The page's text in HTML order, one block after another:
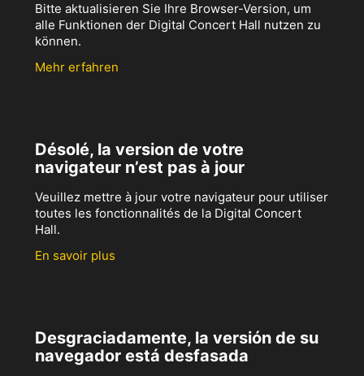
Bitte aktualisieren Sie Ihre Browser-Version, um
alle Funktionen der Digital Concert Hall nutzen zu
können.
Mehr erfahren
Désolé, la version de votre
navigateur n’est pas à jour
Veuillez mettre à jour votre navigateur pour utiliser
toutes les fonctionnalités de la Digital Concert
Hall.
En savoir plus
Desgraciadamente, la versión de su
navegador está desfasada